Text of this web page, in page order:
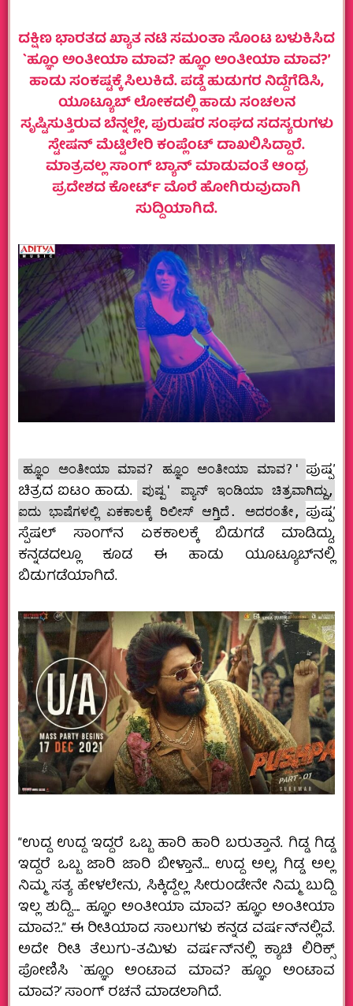
ದಕ್ಷಿಣ ಭಾರತದ ಖ್ಯಾತ ನಟಿ ಸಮಂತಾ ಸೊಂಟ ಬಳುಕಿಸಿದ
`ಹ್ಞೂಂ ಅಂತೀಯಾ ಮಾವ? ಹ್ಞೂಂ ಅಂತೀಯಾ ಮಾವ?’
ಹಾಡು ಸಂಕಷ್ಟಕ್ಕೆ ಸಿಲುಕಿದೆ. ಪಡ್ಡೆ ಹುಡುಗರ ನಿದ್ದೆಗೆಡಿಸಿ,
ಯೂಟ್ಯೂಬ್ ಲೋಕದಲ್ಲಿ ಹಾಡು ಸಂಚಲನ
ಸೃಷ್ಟಿಸುತ್ತಿರುವ ಬೆನ್ನಲ್ಲೇ, ಪುರುಷರ ಸಂಘದ ಸದಸ್ಯರುಗಳು
ಸ್ಟೇಷನ್ ಮೆಟ್ಟಿಲೇರಿ ಕಂಪ್ಲೆಂಟ್ ದಾಖಲಿಸಿದ್ದಾರೆ.
ಮಾತ್ರವಲ್ಲ ಸಾಂಗ್ ಬ್ಯಾನ್ ಮಾಡುವಂತೆ ಆಂಧ್ರ
ಪ್ರದೇಶದ ಕೋರ್ಟ್ ಮೊರೆ ಹೋಗಿರುವುದಾಗಿ
ಸುದ್ದಿಯಾಗಿದೆ.
ಹ್ಞೂಂ ಅಂತೀಯಾ ಮಾವ? ಹ್ಞೂಂ ಅಂತೀಯಾ ಮಾವ?' ಪುಷ್ಪ’
ಚಿತ್ರದ ಐಟಂ ಹಾಡು.
ಪುಷ್ಪ' ಪ್ಯಾನ್ ಇಂಡಿಯಾ ಚಿತ್ರವಾಗಿದ್ದು,
ಐದು ಭಾಷೆಗಳಲ್ಲಿ ಏಕಕಾಲಕ್ಕೆ ರಿಲೀಸ್ ಆಗ್ತಿದೆ. ಅದರಂತೇ, ಪುಷ್ಪ’
ಸ್ಪೆಷಲ್ ಸಾಂಗ್‌ನ ಏಕಕಾಲಕ್ಕೆ ಬಿಡುಗಡೆ ಮಾಡಿದ್ದು,
ಕನ್ನಡದಲ್ಲೂ ಕೂಡ ಈ ಹಾಡು ಯೂಟ್ಯೂಬ್‌ನಲ್ಲಿ
ಬಿಡುಗಡೆಯಾಗಿದೆ.
“ಉದ್ದ ಉದ್ದ ಇದ್ದರೆ ಒಬ್ಬ ಹಾರಿ ಹಾರಿ ಬರುತ್ತಾನೆ. ಗಿಡ್ಡ ಗಿಡ್ಡ
ಇದ್ದರೆ ಒಬ್ಬ ಜಾರಿ ಜಾರಿ ಬೀಳ್ತಾನೆ… ಉದ್ದ ಅಲ್ಲ, ಗಿಡ್ಡ ಅಲ್ಲ
ನಿಮ್ಮ ಸತ್ಯ ಹೇಳಲೇನು, ಸಿಕ್ಕಿದ್ದೆಲ್ಲ ಸೀರುಂಡೇನೇ ನಿಮ್ಮ ಬುದ್ದಿ
ಇಲ್ಲ ಶುದ್ದಿ…. ಹ್ಞೂಂ ಅಂತೀಯಾ ಮಾವ? ಹ್ಞೂಂ ಅಂತೀಯಾ
ಮಾವ?..” ಈ ರೀತಿಯಾದ ಸಾಲುಗಳು ಕನ್ನಡ ವರ್ಷನ್‌ನಲ್ಲಿವೆ.
ಅದೇ ರೀತಿ ತೆಲುಗು-ತಮಿಳು ವರ್ಷನ್‌ನಲ್ಲಿ ಕ್ಯಾಚಿ ಲಿರಿಕ್ಸ್
ಪೋಣಿಸಿ `ಹ್ಞೂಂ ಅಂಟಾವ ಮಾವ? ಹ್ಞೂಂ ಅಂಟಾವ
ಮಾವ?’ ಸಾಂಗ್ ರಚನೆ ಮಾಡಲಾಗಿದೆ.